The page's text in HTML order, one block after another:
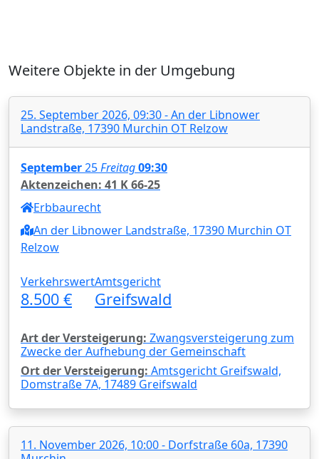
Weitere Objekte in der Umgebung
25. September 2026, 09:30 - An der Libnower
Landstraße, 17390 Murchin OT Relzow
September25Freitag09:30
Aktenzeichen: 41 K 66-25
Erbbaurecht
An der Libnower Landstraße, 17390 Murchin OT
Relzow
Verkehrswert
8.500 €
Amtsgericht
Greifswald
Art der Versteigerung: Zwangsversteigerung zum
Zwecke der Aufhebung der Gemeinschaft
Ort der Versteigerung: Amtsgericht Greifswald,
Domstraße 7A, 17489 Greifswald
11. November 2026, 10:00 - Dorfstraße 60a, 17390